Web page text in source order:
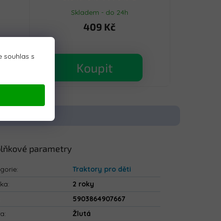
souhlas s
Skladem - do 24h
409 Kč
Koupit
parametry
:
Traktory pro děti
:
2 roky
5903864907667
:
Žlutá